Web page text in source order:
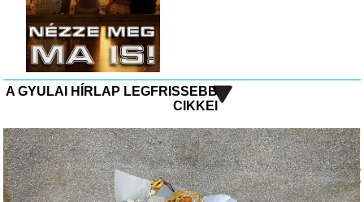
A GYULAI HÍRLAP LEGFRISSEBB
CIKKEI